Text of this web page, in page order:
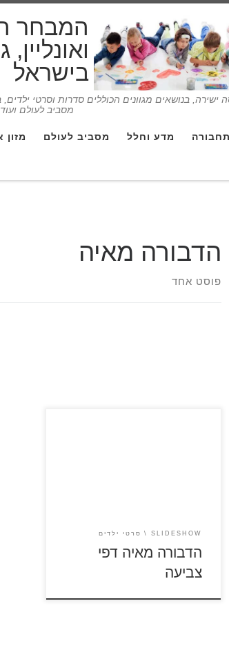
המבחר
בישראל
בנושאים מגוונים הכוללים סדרות וסרטי
מסביב לעולם ועוד.
תחבורה מדע וחלל מסביב לעולם מזון
הדבורה מאיה
פוסט אחד
SLIDESHOW סרטי ילדים
הדבורה מאיה דפי
צביעה